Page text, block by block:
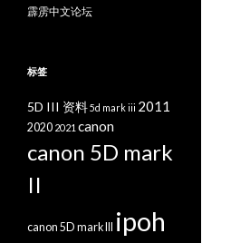
霹雳中文论坛
标签
5D III 资料5d mark iii 2011
2020 2021 canon
canon 5D mark
II
canon 5D mark III ipoh